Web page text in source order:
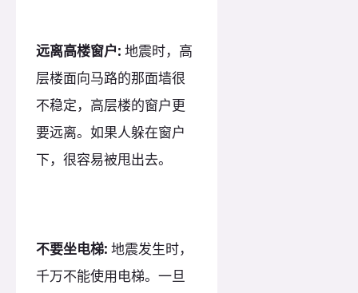
远离高楼窗户: 地震时，高
层楼面向马路的那面墙很
不稳定，高层楼的窗户更
要远离。如果人躲在窗户
下，很容易被甩出去。
不要坐电梯: 地震发生时，
千万不能使用电梯。一旦